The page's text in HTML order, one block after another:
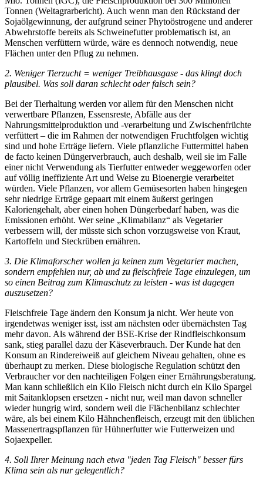
Tonnen (Weltagrarbericht). Auch wenn man den Rückstand der
Sojaölgewinnung, der aufgrund seiner Phytoöstrogene und anderer
Abwehrstoffe bereits als Schweinefutter problematisch ist, an
Menschen verfüttern würde, wäre es dennoch notwendig, neue
Flächen unter den Pflug zu nehmen.
2. Weniger Tierzucht = weniger Treibhausgase - das klingt doch
plausibel. Was soll daran schlecht oder falsch sein?
Bei der Tierhaltung werden vor allem für den Menschen nicht
verwertbare Pflanzen, Essensreste, Abfälle aus der
Nahrungsmittelproduktion und -verarbeitung und Zwischenfrüchte
verfüttert – die im Rahmen der notwendigen Fruchtfolgen wichtig
sind und hohe Erträge liefern. Viele pflanzliche Futtermittel haben
de facto keinen Düngerverbrauch, auch deshalb, weil sie im Falle
einer nicht Verwendung als Tierfutter entweder weggeworfen oder
auf völlig ineffiziente Art und Weise zu Bioenergie verarbeitet
würden. Viele Pflanzen, vor allem Gemüsesorten haben hingegen
sehr niedrige Erträge gepaart mit einem äußerst geringen
Kaloriengehalt, aber einen hohen Düngerbedarf haben, was die
Emissionen erhöht. Wer seine „Klimabilanz“ als Vegetarier
verbessern will, der müsste sich schon vorzugsweise von Kraut,
Kartoffeln und Steckrüben ernähren.
3. Die Klimaforscher wollen ja keinen zum Vegetarier machen,
sondern empfehlen nur, ab und zu fleischfreie Tage einzulegen, um
so einen Beitrag zum Klimaschutz zu leisten - was ist dagegen
auszusetzen?
Fleischfreie Tage ändern den Konsum ja nicht. Wer heute von
irgendetwas weniger isst, isst am nächsten oder übernächsten Tag
mehr davon. Als während der BSE-Krise der Rindfleischkonsum
sank, stieg parallel dazu der Käseverbrauch. Der Kunde hat den
Konsum an Rindereiweiß auf gleichem Niveau gehalten, ohne es
überhaupt zu merken. Diese biologische Regulation schützt den
Verbraucher vor den nachteiligen Folgen einer Ernährungsberatung.
Man kann schließlich ein Kilo Fleisch nicht durch ein Kilo Spargel
mit Saitanklopsen ersetzen - nicht nur, weil man davon schneller
wieder hungrig wird, sondern weil die Flächenbilanz schlechter
wäre, als bei einem Kilo Hähnchenfleisch, erzeugt mit den üblichen
Massenertragspflanzen für Hühnerfutter wie Futterweizen und
Sojaexpeller.
4. Soll Ihrer Meinung nach etwa "jeden Tag Fleisch" besser fürs
Klima sein als nur gelegentlich?